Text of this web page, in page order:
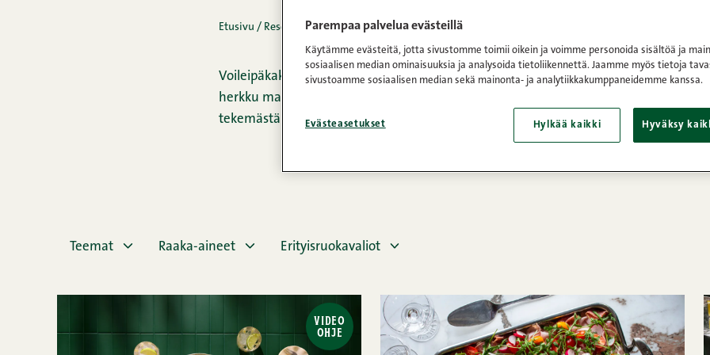
Etusivu / Reseptit / Voileipäkakut
Voileipäkakut ovat suolaisista herkuista pitävien kestosuosikkeja. Eikä ihme, sillä
herkku maistuu tilanteessa kuin tilanteessa. Yleensä voileipäkakkua saa vain
tekemästä tätä herkkua itselleen ja ystävilleen myös arkipäivän piristykseksi.
Teemat Raaka-aineet Erityisruokavaliot
VIDEO
OHJE
Parempaa palvelua evästeillä
Käytämme evästeitä, jotta sivustomme toimii oikein ja voimme personoida sisältöä ja
sosiaalisen median ominaisuuksia ja analysoida tietoliikennettä. Jaamme myös tietoja
sivustoamme sosiaalisen median sekä mainonta- ja analytiikkakumppaneidemme kanssa.
Evästeasetukset Hylkää kaikki Hyväksy